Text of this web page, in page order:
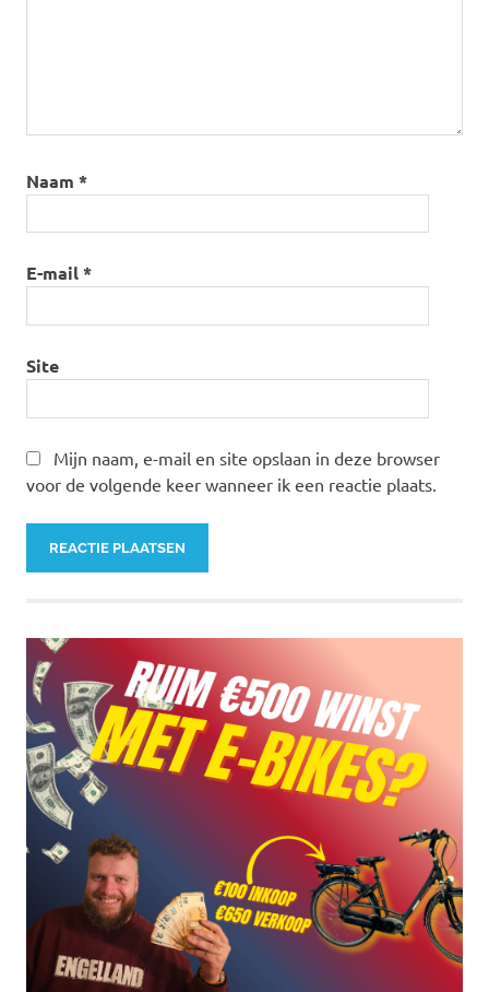
Naam *
E-mail*
Site
Mijn naam, e-mail en site opslaan in deze browser
voor de volgende keer wanneer ik een reactie plaats.